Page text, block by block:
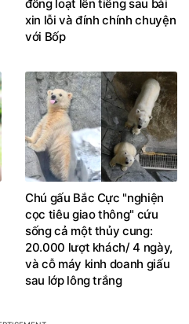
đồng loạt lên tiếng sau bài
xin lỗi và đính chính chuyện
với Bốp
Chú gấu Bắc Cực "nghiện
cọc tiêu giao thông" cứu
sống cả một thủy cung:
20.000 lượt khách/ 4 ngày,
và cỗ máy kinh doanh giấu
sau lớp lông trắng